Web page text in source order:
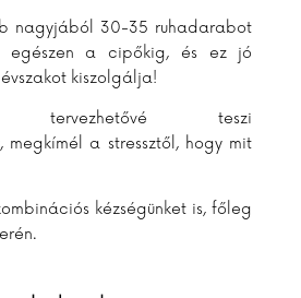
nagyjából 30-35 ruhadarabot
egészen a cipőkig, és ez jó
kiszolgálja!
tervezhetővé teszi
megkímél a stressztől, hogy mit
kézségünket is, főleg